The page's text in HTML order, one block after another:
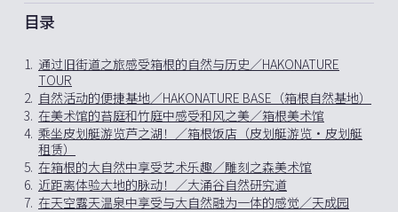
目录
1. 通过旧街道之旅感受箱根的自然与历史／HAKONATURE
TOUR
2. 自然活动的便捷基地／HAKONATURE BASE（箱根自然基地）
3. 在美术馆的苔庭和竹庭中感受和风之美／箱根美术馆
4. 乘坐皮划艇游览芦之湖！／箱根饭店（皮划艇游览・皮划艇
租赁）
5. 在箱根的大自然中享受艺术乐趣／雕刻之森美术馆
6. 近距离体验大地的脉动！／大涌谷自然研究道
7. 在天空露天温泉中享受与大自然融为一体的感觉／天成园